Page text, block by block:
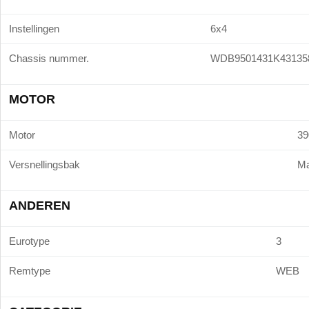
Instellingen 6x4
Chassis nummer.
MOTOR
Motor
Versnellingsbak
ANDEREN
Eurotype 3
Remtype WEB